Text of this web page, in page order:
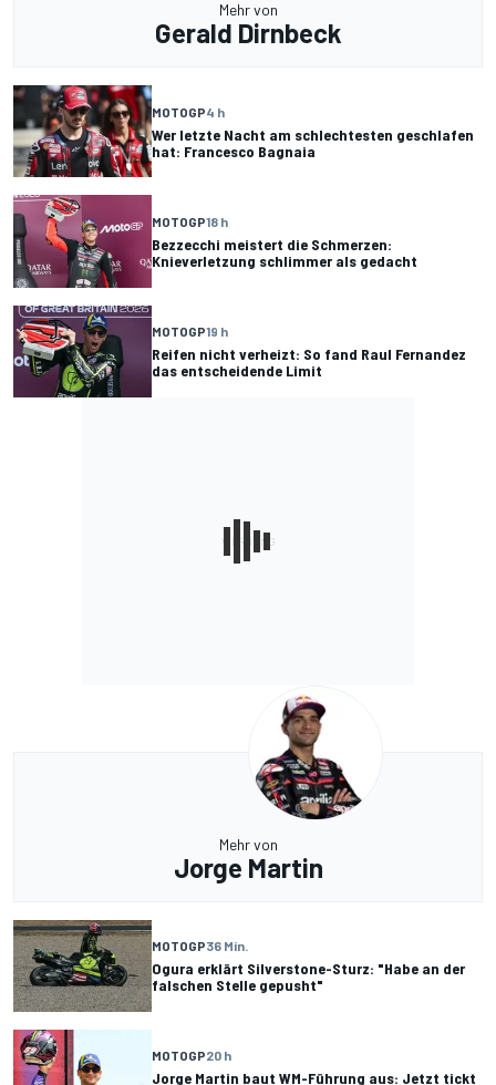
Mehr von
Gerald Dirnbeck
MOTOGP4 h
Wer letzte Nacht am schlechtesten geschlafen
hat: Francesco Bagnaia
MOTOGP18 h
Bezzecchi meistert die Schmerzen:
Knieverletzung schlimmer als gedacht
MOTOGP19 h
Reifen nicht verheizt: So fand Raul Fernandez
das entscheidende Limit
Mehr von
Jorge Martin
MOTOGP36 Min.
Ogura erklärt Silverstone-Sturz: "Habe an der
falschen Stelle gepusht"
MOTOGP20 h
Jorge Martin baut WM-Führung aus: Jetzt tickt